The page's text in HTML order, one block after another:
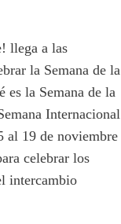
llega a las
la Semana de la
es la Semana de la
Internacional
al 19 de noviembre
celebrar los
intercambio